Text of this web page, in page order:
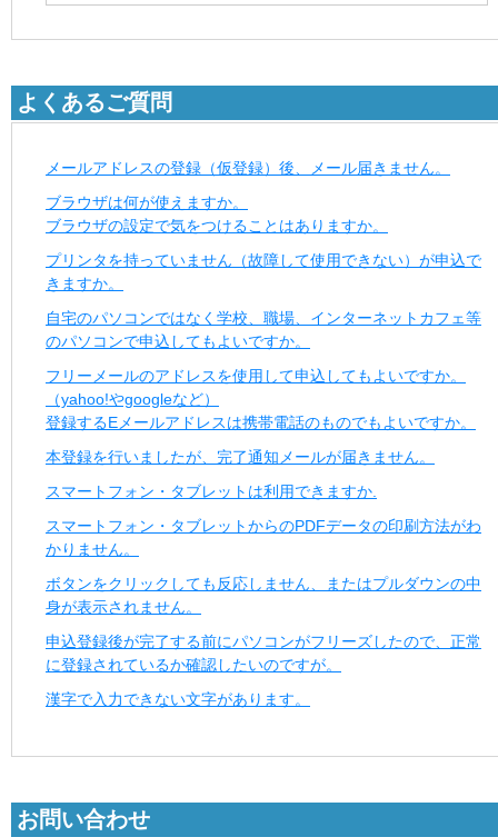
よくあるご質問
メールアドレスの登録（仮登録）後、メール届きません。
ブラウザは何が使えますか。
ブラウザの設定で気をつけることはありますか。
プリンタを持っていません（故障して使用できない）が申込で
きますか。
自宅のパソコンではなく学校、職場、インターネットカフェ等
のパソコンで申込してもよいですか。
フリーメールのアドレスを使用して申込してもよいですか。
（yahoo!やgoogleなど）
登録するEメールアドレスは携帯電話のものでもよいですか。
本登録を行いましたが、完了通知メールが届きません。
スマートフォン・タブレットは利用できますか.
スマートフォン・タブレットからのPDFデータの印刷方法がわ
かりません。
ボタンをクリックしても反応しません、またはプルダウンの中
身が表示されません。
申込登録後が完了する前にパソコンがフリーズしたので、正常
に登録されているか確認したいのですが。
漢字で入力できない文字があります。
お問い合わせ